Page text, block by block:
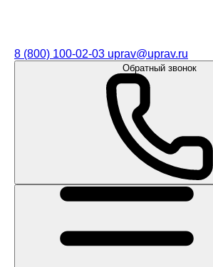
8 (800) 100-02-03 uprav@uprav.ru
Обратный звонок